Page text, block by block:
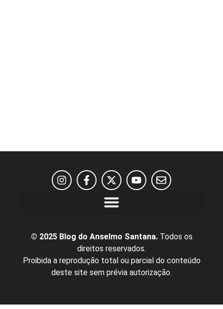
© 2025 Blog do Anselmo Santana.Todos os
direitos reservados.
Proibida a reprodução total ou parcial do conteúdo
deste site sem prévia autorização.